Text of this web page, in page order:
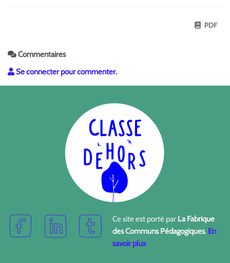
PDF
Commentaires
Se connecter pour commenter.
Ce site est porté par La Fabrique
des Communs Pédagogiques. En
savoir plus